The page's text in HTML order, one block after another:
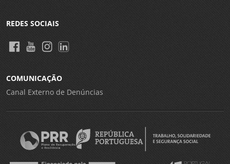
REDES SOCIAIS
COMUNICAÇÃO
Canal Externo de Denúncias